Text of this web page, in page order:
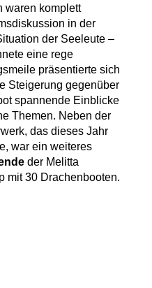
waren komplett
in der
der Seeleute –
eine rege
präsentierte sich
Steigerung gegenüber
spannende Einblicke
Themen. Neben der
das dieses Jahr
war ein weiteres
der Melitta
mit 30 Drachenbooten.